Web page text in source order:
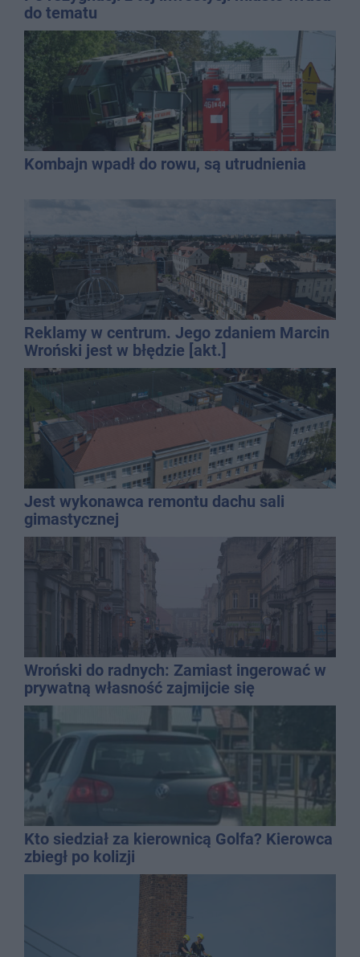
do tematu
Kombajn wpadł do rowu, są utrudnienia
Reklamy w centrum. Jego zdaniem Marcin
Wroński jest w błędzie [akt.]
Jest wykonawca remontu dachu sali
gimastycznej
Wroński do radnych: Zamiast ingerować w
prywatną własność zajmijcie się
gospodarką
Kto siedział za kierownicą Golfa? Kierowca
zbiegł po kolizji